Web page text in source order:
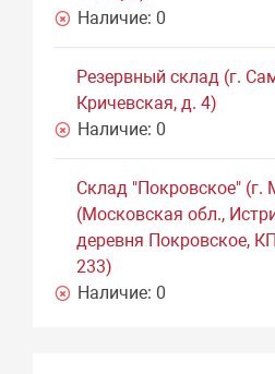
Наличие: 0
Резервный склад (г.
Кричевская, д. 4)
Наличие: 0
Склад "Покровское" (г.
(Московская обл.,
деревня Покровское,
233)
Наличие: 0